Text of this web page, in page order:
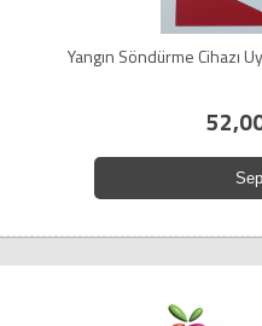
Yangın Söndürme Cihazı